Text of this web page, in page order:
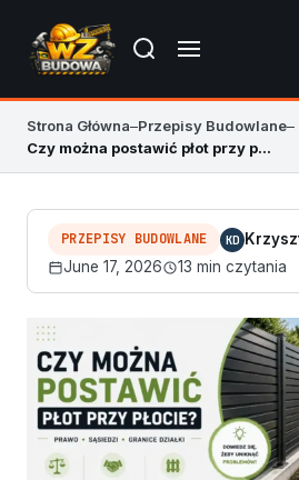
Strona Główna–Przepisy Budowlane–
Czy można postawić płot przy płocie? Przepisy i praktyka
PRZEPISY BUDOWLANE KD
June 17, 2026
13 min czytania